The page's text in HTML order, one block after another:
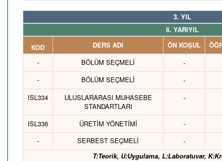
3. YIL
6. YARIYIL
KOD
DERS ADI ÖN KOŞUL
-
BÖLÜM SEÇMELİ -
-
BÖLÜM SEÇMELİ -
ISL334
ULUSLARARASI MUHASEBE
STANDARTLARI
-
ISL336 ÜRETİM YÖNETİMİ -
-
SERBEST SEÇMELİ -
T:Teorik, U:Uygulama, L:Laboratuvar,